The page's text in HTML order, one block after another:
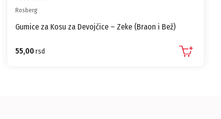
Rosberg
Gumice za Kosu za Devojčice – Zeke (Braon i Bež)
55,00rsd